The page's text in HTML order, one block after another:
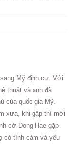
Mỹ định cư. Với
thuật và anh đã
của quốc gia Mỹ.
xưa, khi gặp thì mới
cờ Dong Hae gặp
có tình cảm và yêu